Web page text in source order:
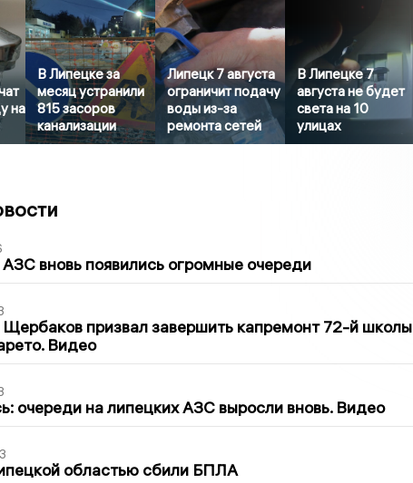
на
В Липецке за
месяц устранили
815 засоров
канализации
Липецк 7 августа
ограничит подачу
воды из-за
ремонта сетей
В Липецке 7
августа не будет
света на 10
улицах
вновь появились огромные очереди
призвал завершить капремонт 72-й школы
Видео
очереди на липецких АЗС выросли вновь. Видео
областью сбили БПЛА